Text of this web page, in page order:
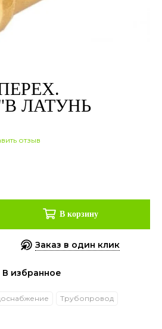
ЛАТУНЬ
отзыв
В корзину
Заказ в один клик
Трубопровод